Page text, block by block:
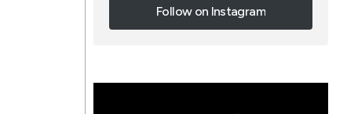
Follow on Instagram
Follow on Instagram